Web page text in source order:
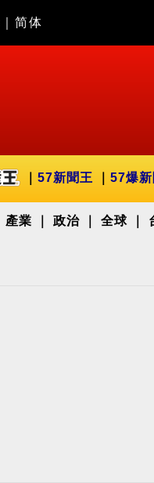
简体
57新聞王 57爆新
產業 政治 全球